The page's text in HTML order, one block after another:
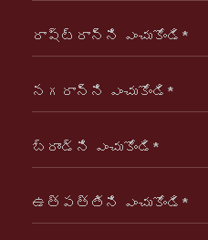
రాష్ట్రాన్ని ఎంచుకోండి*
నగరాన్ని ఎంచుకోండి*
బ్రాండ్ని ఎంచుకోండి*
ఉత్పత్తిని ఎంచుకోండి*